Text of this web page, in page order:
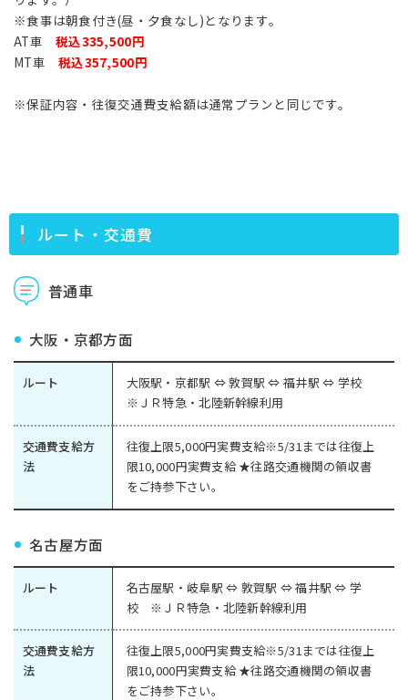
※食事は朝食付き(昼・夕食なし)となります。
AT車税込335,500円
MT車税込357,500円
※保証内容・往復交通費支給額は通常プランと同じです。
ルート・交通費
普通車
大阪・京都方面
ルート
大阪駅・京都駅 ⇔ 敦賀駅 ⇔ 福井駅 ⇔ 学校
※ＪＲ特急・北陸新幹線利用
交通費支給方
法
往復上限5,000円実費支給※5/31までは往復上
限10,000円実費支給 ★往路交通機関の領収書
をご持参下さい。
名古屋方面
ルート
名古屋駅・岐阜駅 ⇔ 敦賀駅 ⇔ 福井駅 ⇔ 学
校 ※ＪＲ特急・北陸新幹線利用
交通費支給方
法
往復上限5,000円実費支給※5/31までは往復上
限10,000円実費支給 ★往路交通機関の領収書
をご持参下さい。